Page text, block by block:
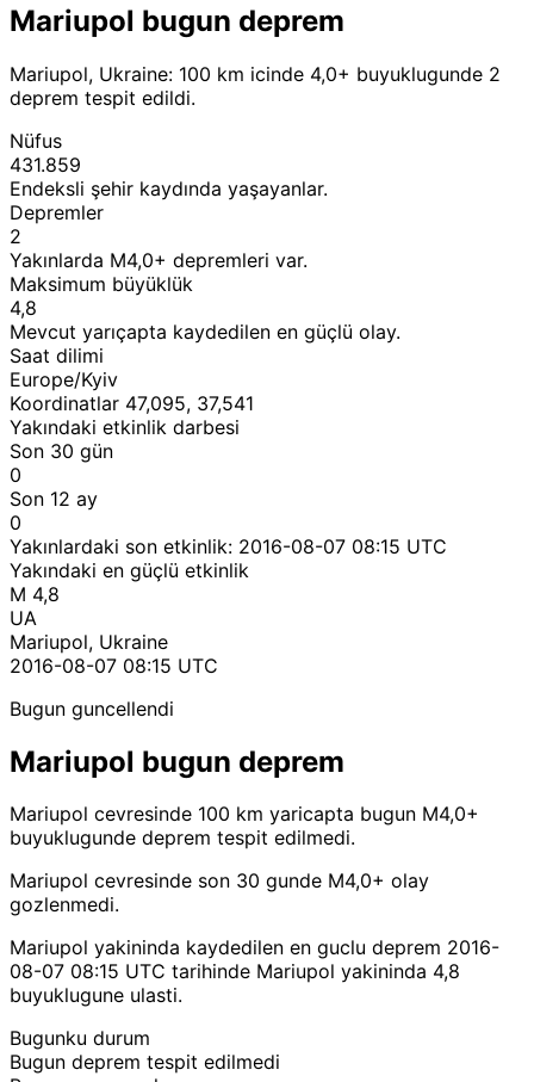
Mariupol bugun deprem
Mariupol, Ukraine: 100 km icinde 4,0+ buyuklugunde 2
deprem tespit edildi.
Nüfus
431.859
Endeksli şehir kaydında yaşayanlar.
Depremler
2
Yakınlarda M4,0+ depremleri var.
Maksimum büyüklük
4,8
Mevcut yarıçapta kaydedilen en güçlü olay.
Saat dilimi
Europe/Kyiv
Koordinatlar 47,095, 37,541
Yakındaki etkinlik darbesi
Son 30 gün
0
Son 12 ay
0
Yakınlardaki son etkinlik: 2016-08-07 08:15 UTC
Yakındaki en güçlü etkinlik
M 4,8
UA
Mariupol, Ukraine
2016-08-07 08:15 UTC
Bugun guncellendi
Mariupol bugun deprem
Mariupol cevresinde 100 km yaricapta bugun M4,0+
buyuklugunde deprem tespit edilmedi.
Mariupol cevresinde son 30 gunde M4,0+ olay
gozlenmedi.
Mariupol yakininda kaydedilen en guclu deprem 2016-
08-07 08:15 UTC tarihinde Mariupol yakininda 4,8
buyuklugune ulasti.
Bugunku durum
Bugun deprem tespit edilmedi